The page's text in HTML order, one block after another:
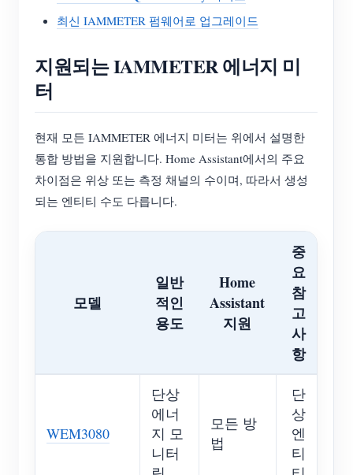
최신 IAMMETER 펌웨어로 업그레이드
지원되는 IAMMETER 에너지 미
터
현재 모든 IAMMETER 에너지 미터는 위에서 설명한
통합 방법을 지원합니다. Home Assistant에서의 주요
차이점은 위상 또는 측정 채널의 수이며, 따라서 생성
되는 엔티티 수도 다릅니다.
모델
일반
적인
용도
Home
Assistant
지원
중
요
참
고
사
항
WEM3080
단상
에너
지 모
니터
모든 방
법
단
상
엔
티